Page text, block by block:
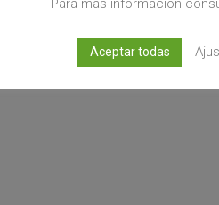
Para más información
Aceptar todas